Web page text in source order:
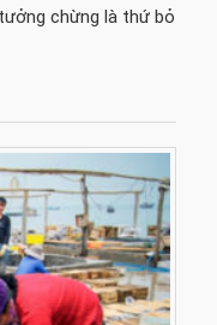
chừng là thứ bỏ